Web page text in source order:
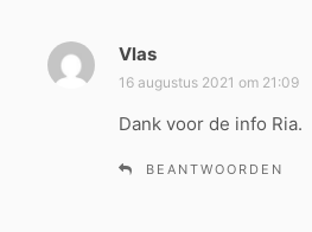
Vlas
c
r
16 augustus 2021 om 21:09
Dank voor de info Ria.
BEANTWOORDEN